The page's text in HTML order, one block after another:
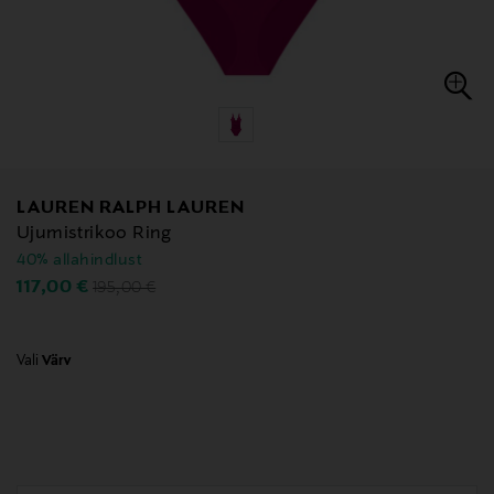
LAUREN RALPH LAUREN
Ujumistrikoo Ring
40% allahindlust
Discounted Price
117,00 €Original Price
195,00 €
Vali Värv